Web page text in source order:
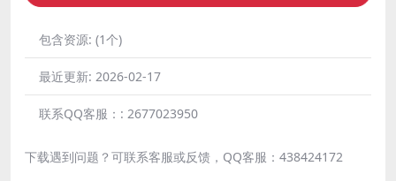
包含资源: (1个)
最近更新: 2026-02-17
联系QQ客服：: 2677023950
下载遇到问题？可联系客服或反馈，QQ客服：438424172